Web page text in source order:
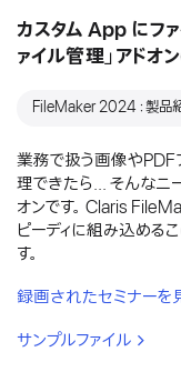
カスタム App にフ
ァイル管理」アドオ
FileMaker 2024：製品
業務で扱う画像やPDF
理できたら... そんなニ
オンです。 Claris
ピーディに組み込める
す。
録画されたセミナーを
サンプルファイル